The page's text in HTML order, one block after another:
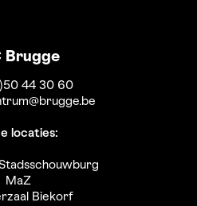
Brugge
44 30 60
locaties:
MaZ
Biekorf